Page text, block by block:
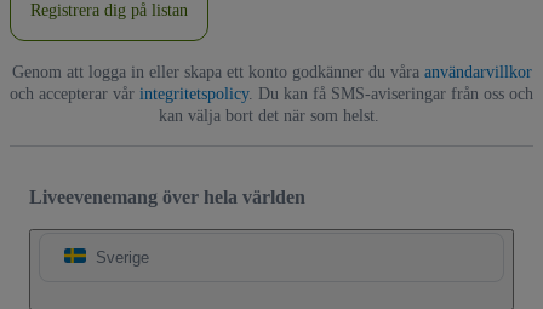
Registrera dig på listan
Genom att logga in eller skapa ett konto godkänner du våra användarvillkor
och accepterar vår integritetspolicy. Du kan få SMS-aviseringar från oss och
kan välja bort det när som helst.
Liveevenemang över hela världen
Sverige